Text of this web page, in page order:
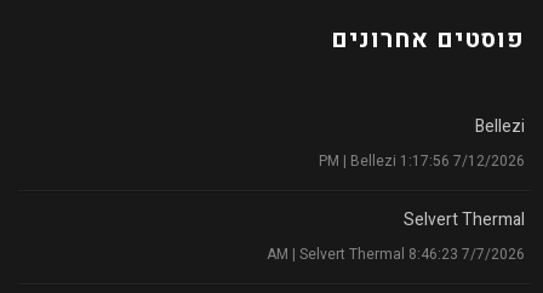
פוסטים אחרונים
Bellezi
7/12/2026 1:17:56 PM | Bellezi
Selvert Thermal
7/7/2026 8:46:23 AM | Selvert Thermal